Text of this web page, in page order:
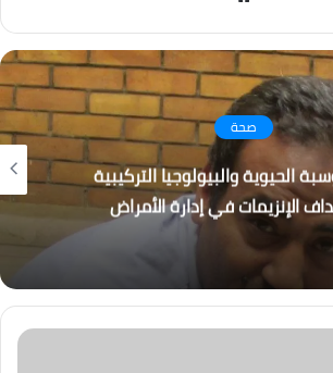
صحة
الحيوية والبيولوجيا التركيبية
الإنزيمات في إدارة الأمراض